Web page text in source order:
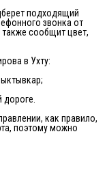
подходящий
звонка от
также сообщит цвет,
в Ухту:
как правило,
поэтому можно